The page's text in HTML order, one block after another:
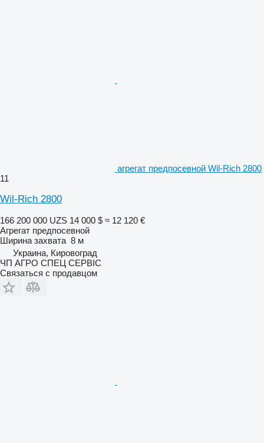
агрегат предпосевной Wil-Rich 2800
11
Wil-Rich 2800
166 200 000 UZS 14 000 $ ≈ 12 120 €
Агрегат предпосевной
Ширина захвата 8 м
Украина, Кировоград
ЧП АГРО СПЕЦ СЕРВІС
Связаться с продавцом